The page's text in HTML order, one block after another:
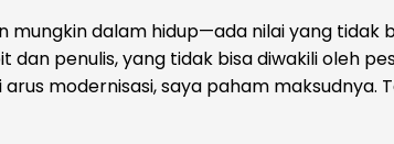
mungkin dalam hidup—ada nilai yang tidak
dan penulis, yang tidak bisa diwakili oleh
modernisasi, saya paham